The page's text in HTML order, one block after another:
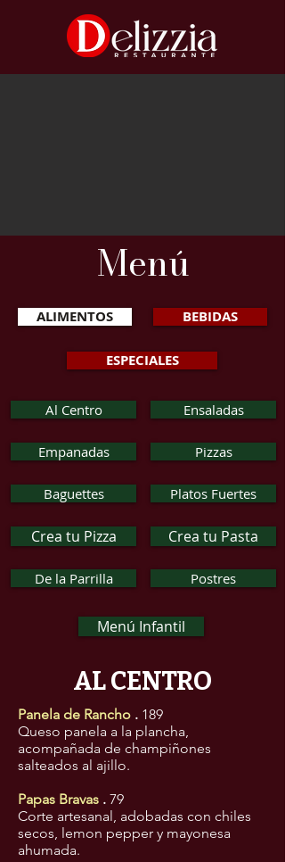
Menú
ALIMENTOS BEBIDAS
ESPECIALES
Al Centro
Empanadas
Baguettes
Crea tu Pizza
De la Parrilla
Ensaladas
Pizzas
Platos Fuertes
Crea tu Pasta
Postres
Menú Infantil
AL CENTRO
Panela de Rancho . 189
Queso panela a la plancha,
acompañada de champiñones
salteados al ajillo.
Papas Bravas . 79
Corte artesanal, adobadas con chiles
secos, lemon pepper y mayonesa
ahumada.